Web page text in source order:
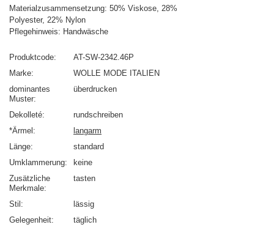
Materialzusammensetzung: 50% Viskose, 28%
Polyester, 22% Nylon
Pflegehinweis: Handwäsche
Produktcode
AT-SW-2342.46P
Marke
WOLLE MODE ITALIEN
dominantes
Muster
überdrucken
Dekolleté
rundschreiben
*Ärmel
langarm
Länge
standard
Umklammerung
keine
Zusätzliche
Merkmale
tasten
Stil
lässig
Gelegenheit
täglich